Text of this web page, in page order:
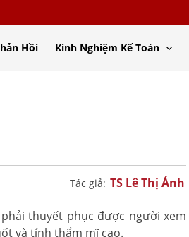
Hồi Kinh Nghiệm Kế Toán
Tác giả: TS Lê Thị Ánh
thuyết phục được người xem
và tính thẩm mĩ cao.